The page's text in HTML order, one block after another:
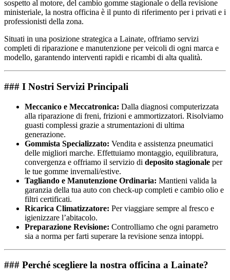
sospetto al motore, del cambio gomme stagionale o della revisione
ministeriale, la nostra officina è il punto di riferimento per i privati e i
professionisti della zona.
Situati in una posizione strategica a Lainate, offriamo servizi
completi di riparazione e manutenzione per veicoli di ogni marca e
modello, garantendo interventi rapidi e ricambi di alta qualità.
### I Nostri Servizi Principali
Meccanico e Meccatronica: Dalla diagnosi computerizzata
alla riparazione di freni, frizioni e ammortizzatori. Risolviamo
guasti complessi grazie a strumentazioni di ultima
generazione.
Gommista Specializzato: Vendita e assistenza pneumatici
delle migliori marche. Effettuiamo montaggio, equilibratura,
convergenza e offriamo il servizio di deposito stagionale per
le tue gomme invernali/estive.
Tagliando e Manutenzione Ordinaria: Mantieni valida la
garanzia della tua auto con check-up completi e cambio olio e
filtri certificati.
Ricarica Climatizzatore: Per viaggiare sempre al fresco e
igienizzare l’abitacolo.
Preparazione Revisione: Controlliamo che ogni parametro
sia a norma per farti superare la revisione senza intoppi.
### Perché scegliere la nostra officina a Lainate?